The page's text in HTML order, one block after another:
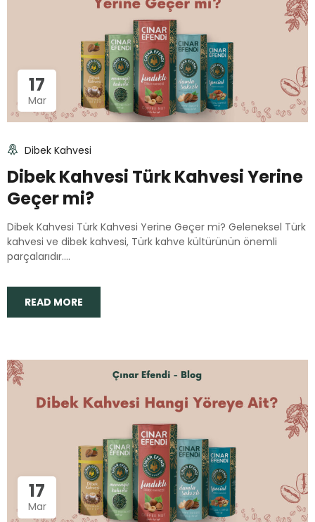
17
Mar
Dibek Kahvesi
Dibek Kahvesi Türk Kahvesi Yerine
Geçer mi?
Dibek Kahvesi Türk Kahvesi Yerine Geçer mi? Geleneksel Türk
kahvesi ve dibek kahvesi, Türk kahve kültürünün önemli
parçalarıdır....
READ MORE
17
Mar